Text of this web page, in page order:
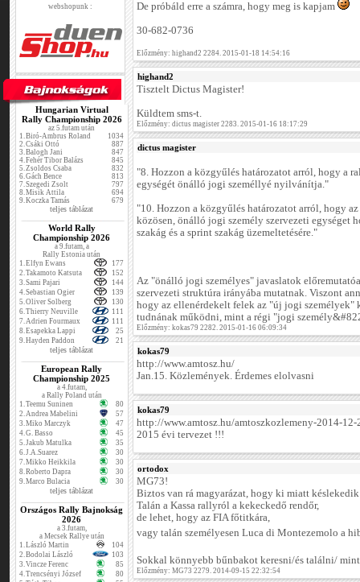
webshopunk :
Hungarian Virtual
Rally Championship 2026
az 5.futam után
1.Biró-Ambrus Roland
1034
2.Csáki Ottó
887
3.Balogh Jani
847
4.Fehér Tibor Balázs
845
5.Zsoldos Csaba
832
6.Gách Bence
813
7.Szegedi Zsolt
797
8.Misik Attila
694
9.Koczka Tamás 679
teljes táblázat
World Rally
Championship 2026
a 9.futam, a
Rally Estonia után
1.Elfyn Ewans
177
2.Takamoto Katsuta
152
3.Sami Pajari
144
4.Sebastian Ogier
139
5.Oliver Solberg
130
6.Thierry Neuville
111
7.Adrien Fourmaux
111
8.Esapekka Lappi
25
9.Hayden Paddon 21
teljes táblázat
European Rally
Championship 2025
a 4.futam,
a Rally Poland után
1.Teemu Suninen
80
2.Andrea Mabelini
57
3.Miko Marczyk
47
4.G. Basso
45
5.Jakub Matulka
35
6.J.A.Suarez
30
7.Mikko Heikkila
30
8.Roberto Dapra
30
9.Marco Bulacia 30
teljes táblázat
Országos Rally Bajnokság
2026
a 3.futam,
a Mecsek Rallye után
1.László Martin
104
2.Bodolai László
103
3.Vincze Ferenc
85
4.Trencsényi József
80
De próbáld erre a számra, hogy meg is kapjam
30-682-0736
Előzmény: highand2 2284. 2015-01-18 14:54:16
highand2
Tisztelt Dictus Magister!
Küldtem sms-t.
Előzmény: dictus magister 2283. 2015-01-16 18:17:29
dictus magister
"8. Hozzon a közgyűlés határozatot arról, hogy a
egységét önálló jogi személlyé nyilvánítja."
"10. Hozzon a közgyűlés határozatot arról, hogy
közösen, önálló jogi személy szervezeti egységet
szakág és a sprint szakág üzemeltetésére."
Az "önálló jogi személyes" javaslatok
szervezeti struktúra irányába mutatnak. Viszont
hogy az ellenérdekelt felek az "új jogi személyek"
tudnának működni, mint a régi "jogi
Előzmény: kokas79 2282. 2015-01-16 06:09:34
kokas79
http://www.amtosz.hu/
Jan.15. Közlemények. Érdemes elolvasni
kokas79
http://www.amtosz.hu/amtoszkozlemeny-2014-12-
2015 évi tervezet !!!
ortodox
MG73!
Biztos van rá magyarázat, hogy ki miatt
Talán a Kassa rallyról a kekeckedő rendőr,
de lehet, hogy az FIA főtitkára,
vagy talán személyesen Luca di Montezemolo a
Sokkal könnyebb bűnbakot keresni/és találni/
Előzmény: MG73 2279. 2014-09-15 22:32:54